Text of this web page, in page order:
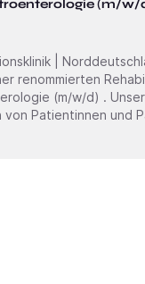
(m/w/
renommierten
Patientinnen und